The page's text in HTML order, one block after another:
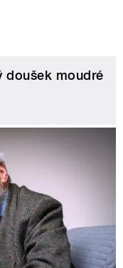
doušek moudré